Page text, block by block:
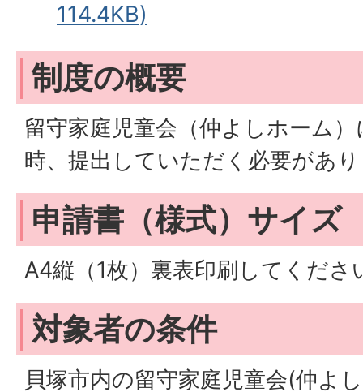
114.4KB)
制度の概要
留守家庭児童会（仲よしホーム
時、提出していただく必要があ
申請書（様式）サイズ
A4縦（1枚）裏表印刷してくださ
対象者の条件
貝塚市内の留守家庭児童会(仲よ